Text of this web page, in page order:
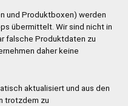
und Produktboxen) werden
übermittelt. Wir sind nicht in
falsche Produktdaten zu
daher keine
aktualisiert und aus den
trotzdem zu